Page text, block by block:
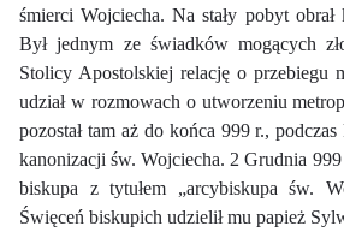
śmierci Wojciecha. Na stały pobyt
Był jednym ze świadków mogących
Stolicy Apostolskiej relację o przebiegu
udział w rozmowach o utworzeniu
pozostał tam aż do końca 999 r.,
kanonizacji św. Wojciecha. 2 Grudnia
biskupa z tytułem „arcybiskupa św.
Święceń biskupich udzielił mu papież